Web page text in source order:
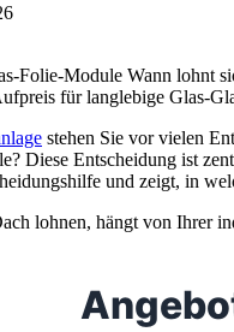
für langlebige Glas-
stehen Sie vor vielen
Diese Entscheidung ist
und zeigt, in
lohnen, hängt von Ihrer